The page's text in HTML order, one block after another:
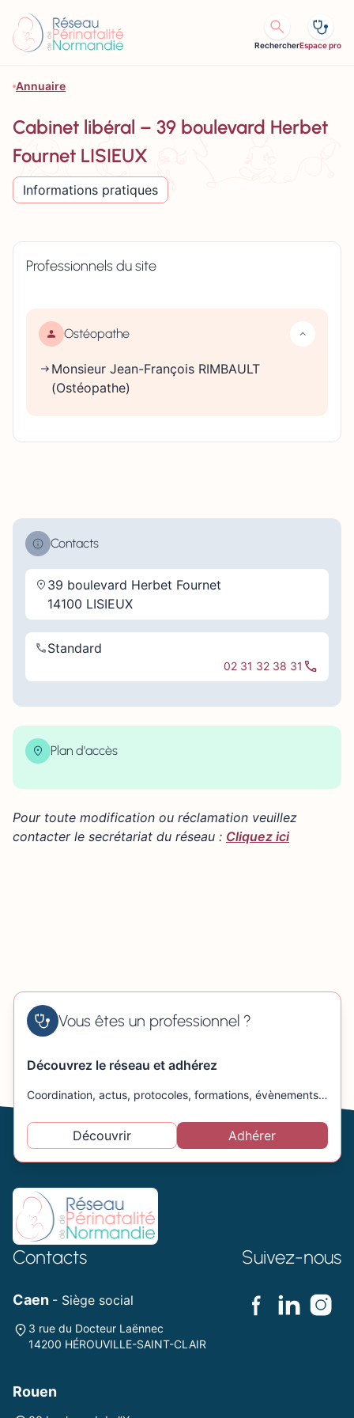
RechercherEspace pro
Annuaire
Cabinet libéral – 39 boulevard Herbet
Fournet LISIEUX
Informations pratiques
Professionnels du site
Ostéopathe
Monsieur Jean-François RIMBAULT
(Ostéopathe)
Contacts
39 boulevard Herbet Fournet
14100 LISIEUX
Standard
02 31 32 38 31
Plan d'accès
×
−
Pour toute modification ou réclamation veuillez
contacter le secrétariat du réseau : Cliquez ici
Vous êtes un professionnel ?
Découvrez le réseau et adhérez
Coordination, actus, protocoles, formations, évènements…
Découvrir Adhérer
Contacts
Caen - Siège social
3 rue du Docteur Laënnec
14200 HÉROUVILLE-SAINT-CLAIR
Rouen
Suivez-nous